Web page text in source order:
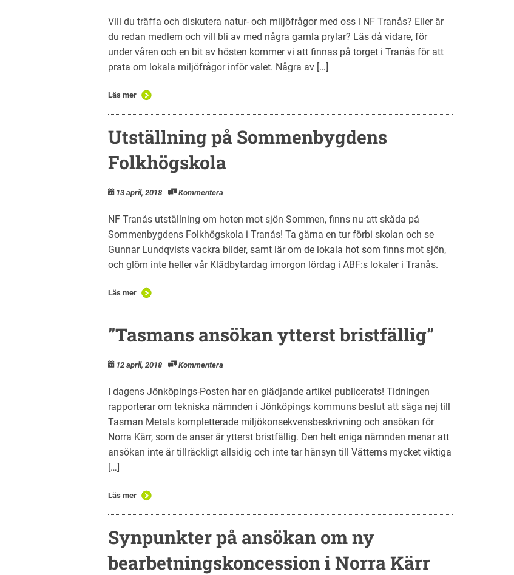
Vill du träffa och diskutera natur- och miljöfrågor med oss i NF Tranås? Eller är
du redan medlem och vill bli av med några gamla prylar? Läs då vidare, för
under våren och en bit av hösten kommer vi att finnas på torget i Tranås för att
prata om lokala miljöfrågor inför valet. Några av […]
Läs mer
Utställning på Sommenbygdens
Folkhögskola
13 april, 2018 Kommentera
NF Tranås utställning om hoten mot sjön Sommen, finns nu att skåda på
Sommenbygdens Folkhögskola i Tranås! Ta gärna en tur förbi skolan och se
Gunnar Lundqvists vackra bilder, samt lär om de lokala hot som finns mot sjön,
och glöm inte heller vår Klädbytardag imorgon lördag i ABF:s lokaler i Tranås.
Läs mer
”Tasmans ansökan ytterst bristfällig”
12 april, 2018 Kommentera
I dagens Jönköpings-Posten har en glädjande artikel publicerats! Tidningen
rapporterar om tekniska nämnden i Jönköpings kommuns beslut att säga nej till
Tasman Metals kompletterade miljökonsekvensbeskrivning och ansökan för
Norra Kärr, som de anser är ytterst bristfällig. Den helt eniga nämnden menar att
ansökan inte är tillräckligt allsidig och inte tar hänsyn till Vätterns mycket viktiga
[…]
Läs mer
Synpunkter på ansökan om ny
bearbetningskoncession i Norra Kärr